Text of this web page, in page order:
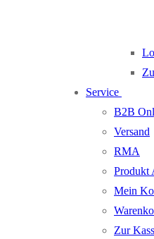
Service
B2B
Versand
RMA
Produkt
Mein
Zur